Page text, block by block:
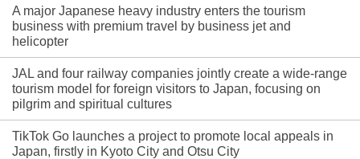
A major Japanese heavy industry enters the tourism
business with premium travel by business jet and
helicopter
JAL and four railway companies jointly create a wide-range
tourism model for foreign visitors to Japan, focusing on
pilgrim and spiritual cultures
TikTok Go launches a project to promote local appeals in
Japan, firstly in Kyoto City and Otsu City